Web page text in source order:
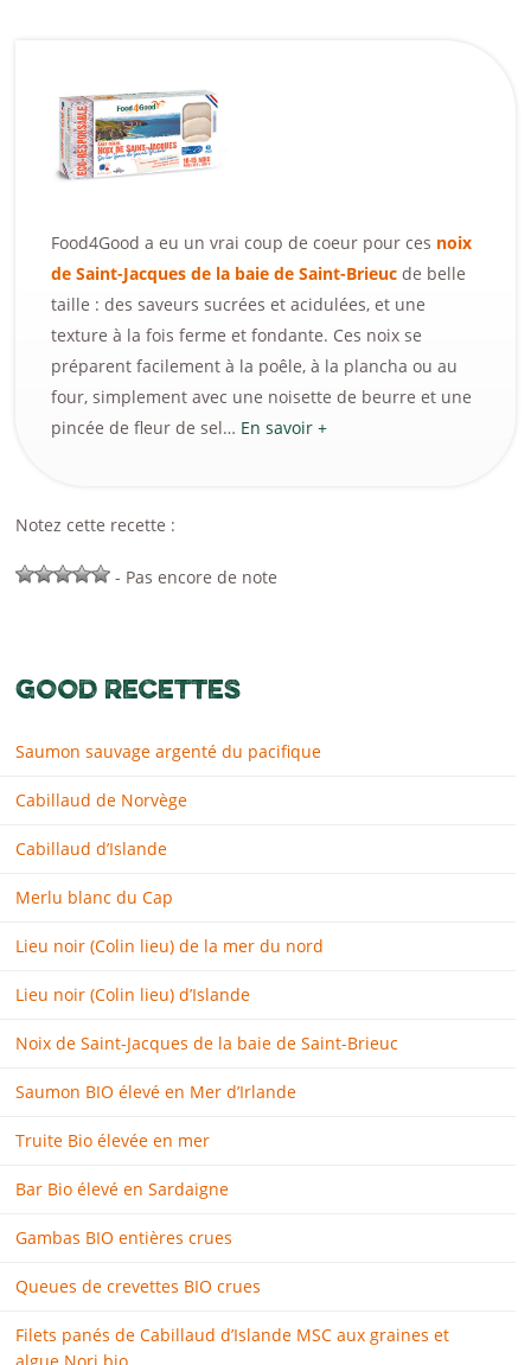
Food4Good a eu un vrai coup de coeur pour ces noix
de Saint-Jacques de la baie de Saint-Brieuc de belle
taille : des saveurs sucrées et acidulées, et une
texture à la fois ferme et fondante. Ces noix se
préparent facilement à la poêle, à la plancha ou au
four, simplement avec une noisette de beurre et une
pincée de fleur de sel… En savoir +
Notez cette recette :
- Pas encore de note
GOOD RECETTES
Saumon sauvage argenté du pacifique
Cabillaud de Norvège
Cabillaud d’Islande
Merlu blanc du Cap
Lieu noir (Colin lieu) de la mer du nord
Lieu noir (Colin lieu) d’Islande
Noix de Saint-Jacques de la baie de Saint-Brieuc
Saumon BIO élevé en Mer d’Irlande
Truite Bio élevée en mer
Bar Bio élevé en Sardaigne
Gambas BIO entières crues
Queues de crevettes BIO crues
Filets panés de Cabillaud d’Islande MSC aux graines et
algue Nori bio